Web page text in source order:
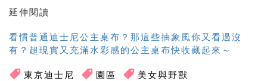
延伸閱讀
看慣普通迪士尼公主桌布？那這些抽象風你又看過沒
有？超現實又充滿水彩感的公主桌布快收藏起來～
東京迪士尼 園區 美女與野獸